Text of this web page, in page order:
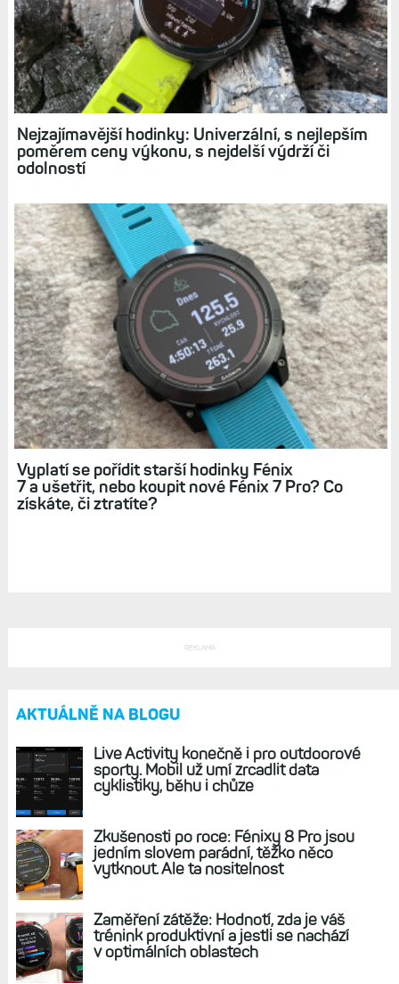
Hodinky Fénix 7 a Epix pořídíte za super ceny. O
hezký kus níže, než jsou ceny doporučené
Nejzajímavější hodinky: Univerzální, s nejlepším
poměrem ceny výkonu, s nejdelší výdrží či
odolností
7 a ušetřit, nebo koupit nové Fénix 7 Pro? Co
získáte, či ztratíte?